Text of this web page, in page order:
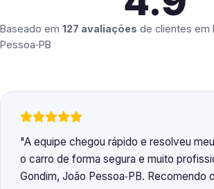
Baseado em 127 avaliações de clientes em
Pessoa‑PB
A equipe chegou rápido e resolveu
o carro de forma segura e muito
Gondim, João Pessoa‑PB. Recomendo